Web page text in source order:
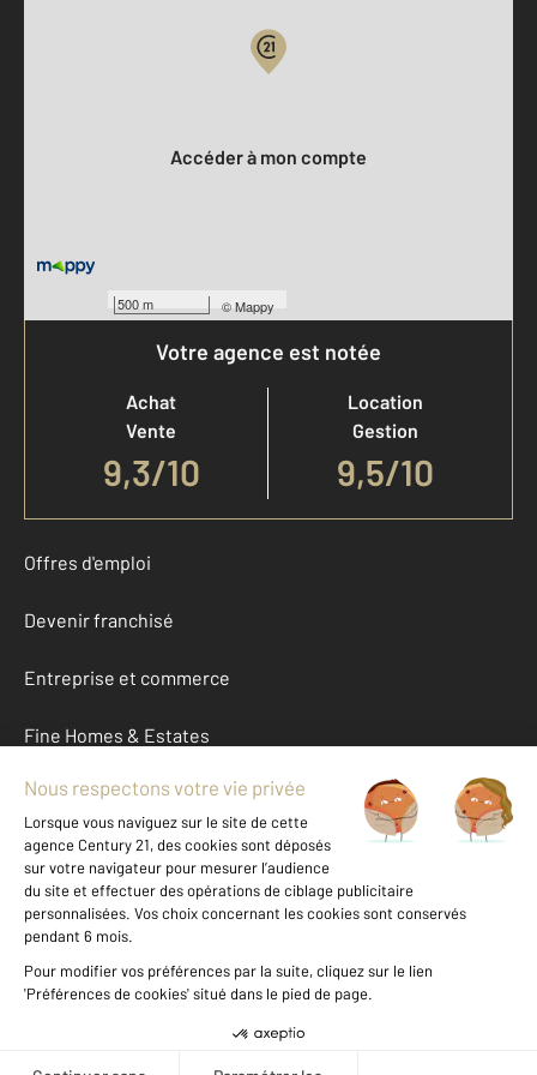
500 m ©Mappy
Accéder à mon compte
Votre agence est notée
Achat
Vente
9,3/10
Location
Gestion
9,5/10
Offres d'emploi
Devenir franchisé
Entreprise et commerce
Fine Homes & Estates
À propos
International
Nous contacter
Données personnelles